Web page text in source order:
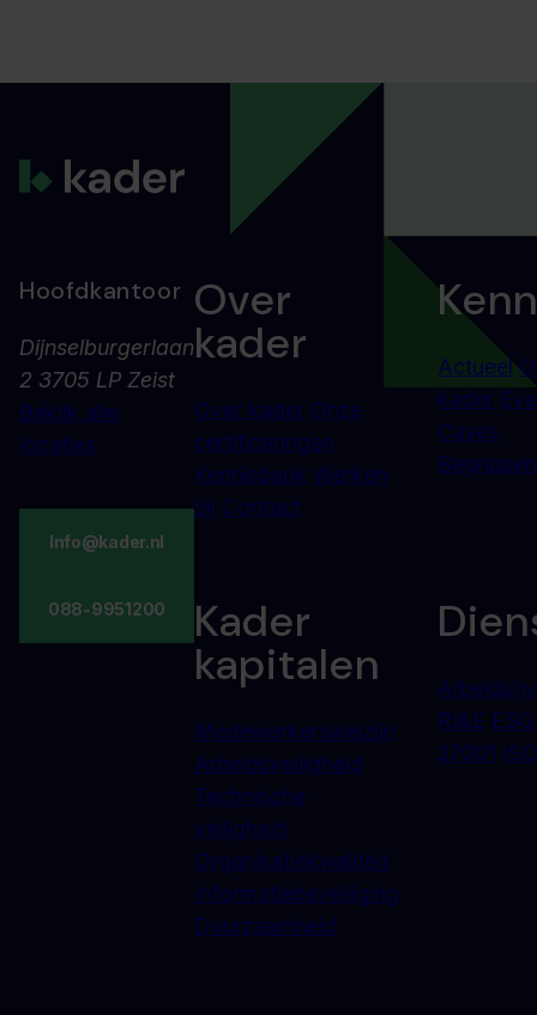
Hoofdkantoor
Dijnselburgerlaan
2 3705 LP Zeist
Bekijk alle
locaties
Info@kader.nl
088-9951200
Over
kader
Over kader Onze
certificeringen
Kennisbank Werken
bij Contact
Actueel
kader
Cases
Kader
kapitalen
Medewerkerswelzijn
Arbeidsveiligheid
Technische
veiligheid
Organisatiekwaliteit
Informatiebeveiliging
Duurzaamheid
RI&E ESG
27001